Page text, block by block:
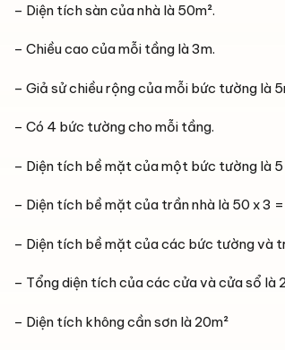
– Diện tích sàn của nhà là 50m².
– Chiều cao của mỗi tầng là 3m.
– Giả sử chiều rộng của mỗi bức tường là
– Có 4 bức tường cho mỗi tầng.
– Diện tích bề mặt của một bức tường là 5
– Diện tích bề mặt của trần nhà là 50 x 3 =
– Diện tích bề mặt của các bức tường và
– Tổng diện tích của các cửa và cửa sổ là
– Diện tích không cần sơn là 20m²